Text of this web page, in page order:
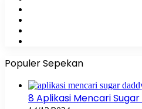
Populer Sepekan
8 Aplikasi Mencari